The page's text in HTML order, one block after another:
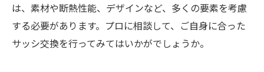
は、素材や断熱性能、デザインなど、多くの要素を考慮
する必要があります。プロに相談して、ご自身に合った
サッシ交換を行ってみてはいかがでしょうか。